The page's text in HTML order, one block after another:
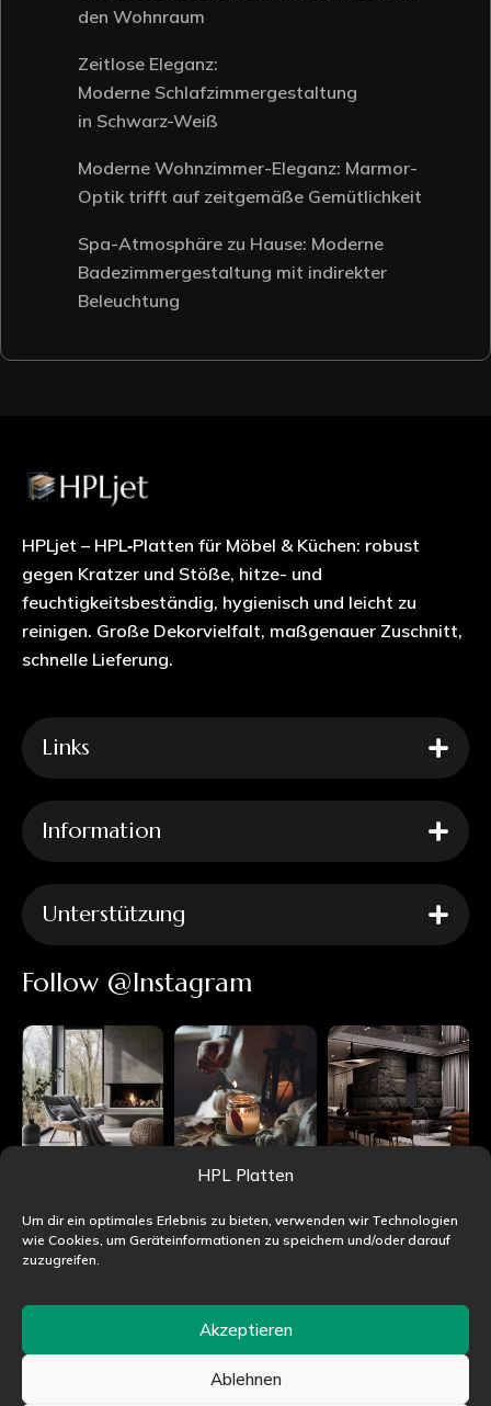
HPL Platten
Um dir ein optimales Erlebnis zu bieten, verwenden wir Technologien
wie Cookies, um Geräteinformationen zu speichern und/oder darauf
zuzugreifen.
Akzeptieren
Ablehnen
den Wohnraum
Zeitlose Eleganz:
Moderne Schlafzimmergestaltung
in Schwarz-Weiß
Moderne Wohnzimmer-Eleganz: Marmor-
Optik trifft auf zeitgemäße Gemütlichkeit
Spa-Atmosphäre zu Hause: Moderne
Badezimmergestaltung mit indirekter
Beleuchtung
HPLjet – HPL‑Platten für Möbel & Küchen: robust
gegen Kratzer und Stöße, hitze- und
feuchtigkeitsbeständig, hygienisch und leicht zu
reinigen. Große Dekorvielfalt, maßgenauer Zuschnitt,
schnelle Lieferung.
Links
Information
Unterstützung
Follow @Instagram